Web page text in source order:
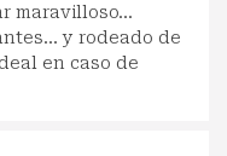
maravilloso...
y rodeado de
en caso de